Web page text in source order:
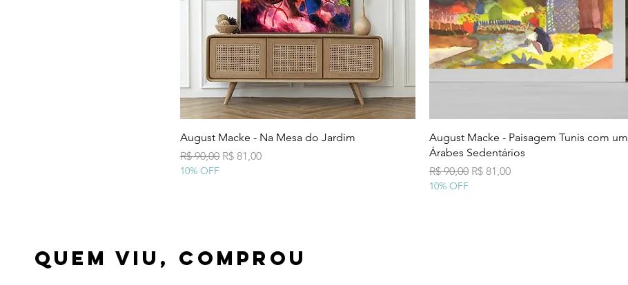
Visualização rápida
August Macke - Na Mesa do Jardim
Preço normal
R$ 90,00 Preço promocional
R$ 81,00
10% OFF
Visualização rápida
August Macke - Paisagem Tunis com um
Árabes Sedentários
Preço normal
R$ 90,00 Preço promocional
R$ 81,00
10% OFF
Quem viu, comprou